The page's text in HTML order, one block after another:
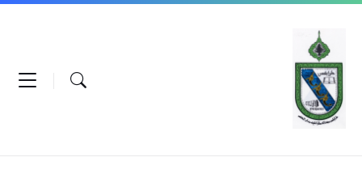
Skip
content
Skip
navigation
Skip